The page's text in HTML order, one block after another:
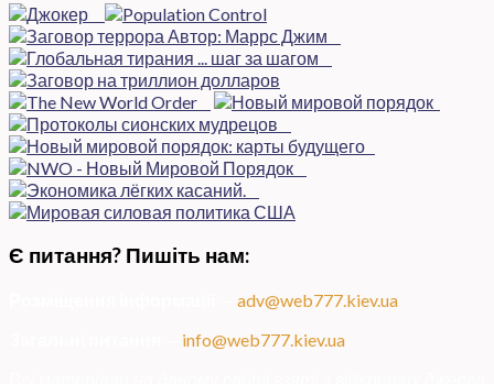
Є питання? Пишіть нам:
adv@web777.kiev.ua
info@web777.kiev.ua